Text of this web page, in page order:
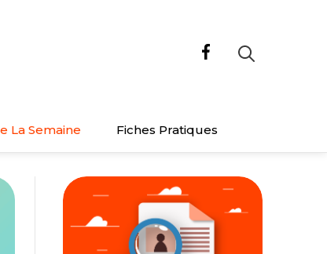
La Semaine Fiches Pratiques